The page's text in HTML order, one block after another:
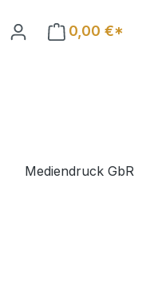
0,00 €*
Mediendruck GbR